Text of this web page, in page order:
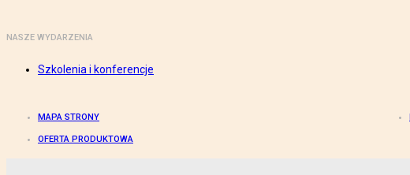
NASZE WYDARZENIA
Szkolenia i konferencje
MAPA STRONY
OFERTA PRODUKTOWA